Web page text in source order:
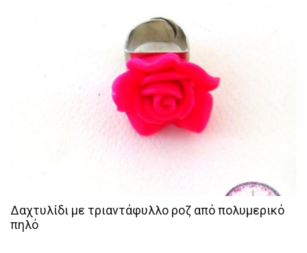
Δαχτυλίδι με τριαντάφυλλο ροζ από πολυμερικό
πηλό